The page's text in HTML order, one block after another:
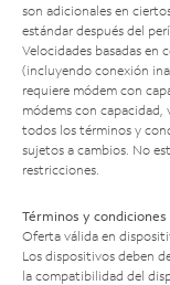
son adicionales en
estándar después del
Velocidades basadas en
(incluyendo conexión
requiere módem con
módems con capacidad,
todos los términos y
sujetos a cambios. No
restricciones.
Términos y condiciones
Oferta válida en
Los dispositivos deben
la compatibilidad del